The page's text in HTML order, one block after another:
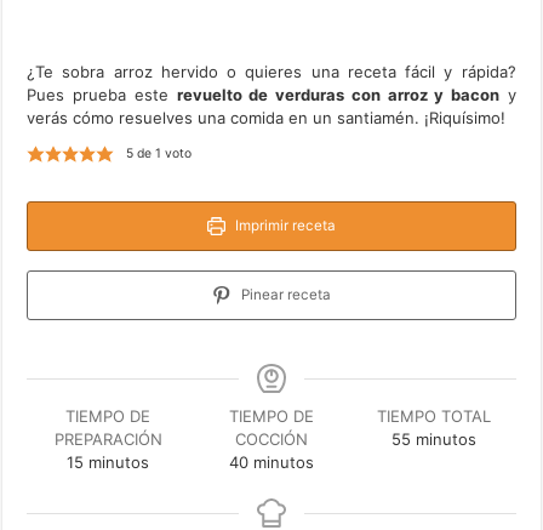
¿Te sobra arroz hervido o quieres una receta fácil y rápida?
Pues prueba este revuelto de verduras con arroz y bacon y
verás cómo resuelves una comida en un santiamén. ¡Riquísimo!
5de 1 voto
Imprimir receta
Pinear receta
TIEMPO DE
PREPARACIÓN
15 minutos
minutos
TIEMPO DE
COCCIÓN
40minutos
minutos
TIEMPO TOTAL
55 minutos
minutos